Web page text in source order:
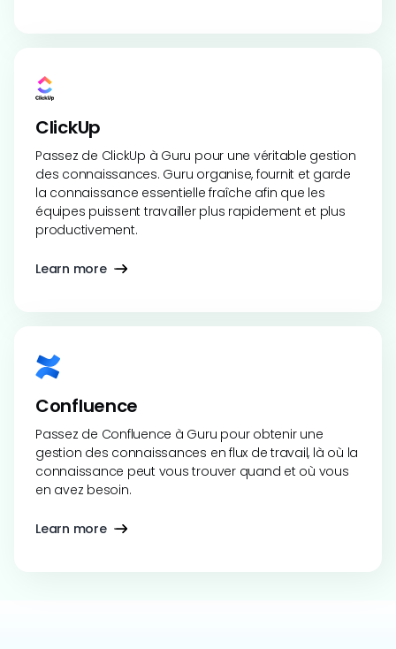
ClickUp
Passez de ClickUp à Guru pour une véritable gestion
des connaissances. Guru organise, fournit et garde
la connaissance essentielle fraîche afin que les
équipes puissent travailler plus rapidement et plus
productivement.
Learn more
Confluence
Passez de Confluence à Guru pour obtenir une
gestion des connaissances en flux de travail, là où la
connaissance peut vous trouver quand et où vous
en avez besoin.
Learn more